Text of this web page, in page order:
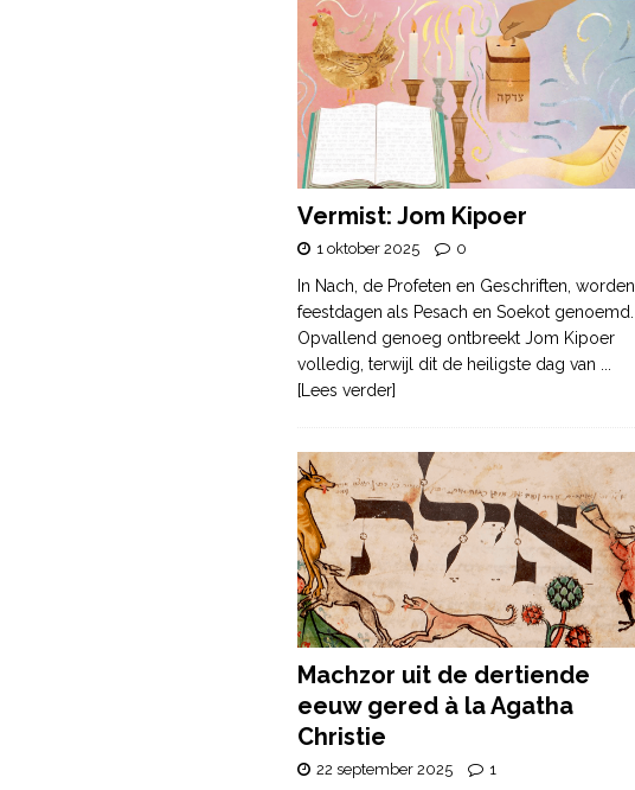
Vermist: Jom Kipoer
1 oktober 2025 0
In Nach, de Profeten en Geschriften, worden
feestdagen als Pesach en Soekot genoemd.
Opvallend genoeg ontbreekt Jom Kipoer
volledig, terwijl dit de heiligste dag van
[Lees verder]
Machzor uit de dertiende
eeuw gered à la Agatha
Christie
22 september 2025 1